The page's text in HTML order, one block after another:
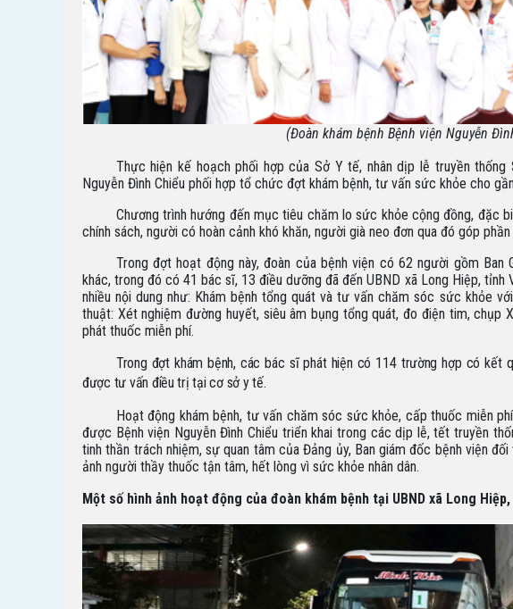
(Đoàn khám bệnh Bệnh viện Nguyễn
Thực hiện kế hoạch phối hợp của Sở Y tế, nhân dịp lễ truyền thống
Nguyễn Đình Chiểu phối hợp tổ chức đợt khám bệnh, tư vấn sức khỏe cho
Chương trình hướng đến mục tiêu chăm lo sức khỏe cộng đồng, đặc
chính sách, người có hoàn cảnh khó khăn, người già neo đơn qua đó góp
Trong đợt hoạt động này, đoàn của bệnh viện có 62 người gồm Ban
khác, trong đó có 41 bác sĩ, 13 điều dưỡng đã đến UBND xã Long Hiệp,
nhiều nội dung như: Khám bệnh tổng quát và tư vấn chăm sóc sức khỏe
thuật: Xét nghiệm đường huyết, siêu âm bụng tổng quát, đo điện tim, chụp
phát thuốc miễn phí.
Trong đợt khám bệnh, các bác sĩ phát hiện có 114 trường hợp có kết
được tư vấn điều trị tại cơ sở y tế.
Hoạt động khám bệnh, tư vấn chăm sóc sức khỏe, cấp thuốc miễn
được Bệnh viện Nguyễn Đình Chiểu triển khai trong các dịp lễ, tết truyền
tinh thần trách nhiệm, sự quan tâm của Đảng ủy, Ban giám đốc bệnh viện
ảnh người thầy thuốc tận tâm, hết lòng vì sức khỏe nhân dân.
Một số hình ảnh hoạt động của đoàn khám bệnh tại UBND xã Long